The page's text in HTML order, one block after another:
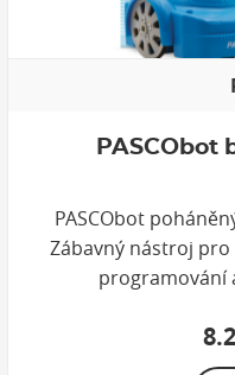
PASCObot
PASCObot
Zábavný nástroj
programování